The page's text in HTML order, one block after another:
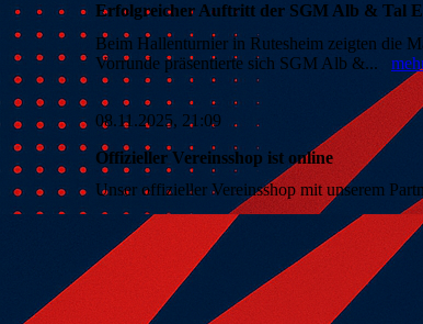
Erfolgreicher Auftritt der SGM Alb & Tal
Beim Hallenturnier in Rutesheim zeigten die
Vorrunde präsentierte sich SGM Alb &...
08.11.2025, 21:09
Offizieller Vereinsshop ist online
Unser offizieller Vereinsshop mit unserem